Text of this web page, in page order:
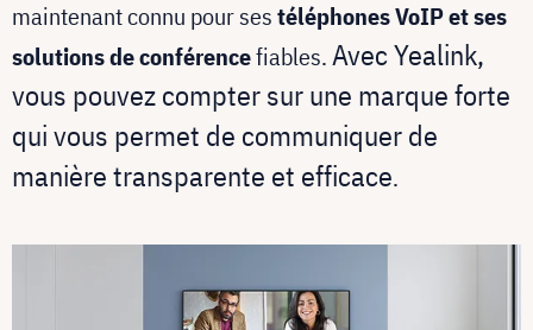
maintenant connu pour sestéléphones VoIP et ses
solutions de conférencefiables.Avec Yealink,
vous pouvez compter sur une marque forte
qui vous permet de communiquer de
manière transparente et efficace.